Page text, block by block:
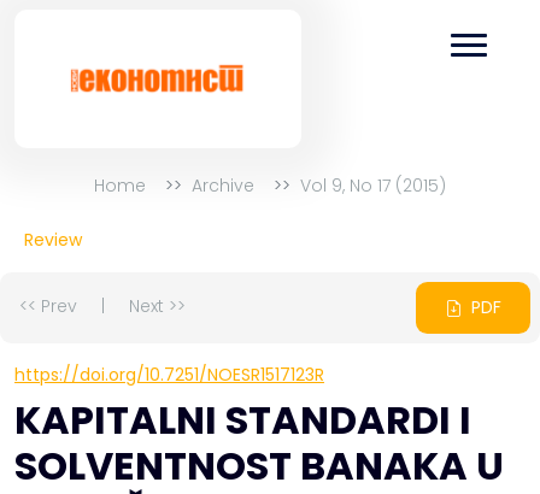
Home Archive Vol 9, No 17 (2015)
Review
<< Prev Next >> PDF
https://doi.org/10.7251/NOESR1517123R
KAPITALNI STANDARDI I
SOLVENTNOST BANAKA U